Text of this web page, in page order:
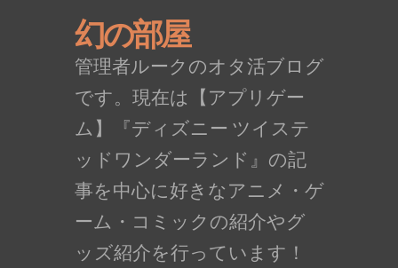
幻の部屋
管理者ルークのオタ活ブログ
です。現在は【アプリゲー
ム】『ディズニー ツイステ
ッドワンダーランド』の記
事を中心に好きなアニメ・ゲ
ーム・コミックの紹介やグ
ッズ紹介を行っています！